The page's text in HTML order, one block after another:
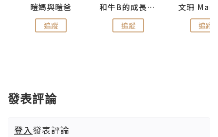
暟媽與暟爸
追蹤
和牛B的成長日記
追蹤
文珊
追蹤
發表評論
登入發表評論